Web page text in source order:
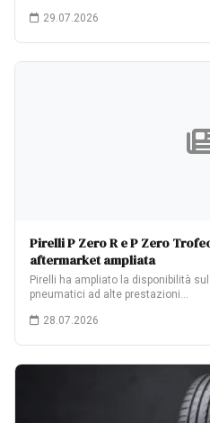
29.07.2026
Pirelli P Zero R e P Zero
aftermarket ampliata
Pirelli ha ampliato la disponibilità
pneumatici ad alte prestazioni…
28.07.2026